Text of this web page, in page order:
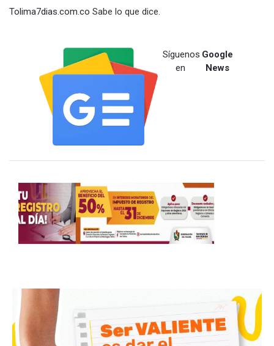
Tolima7dias.com.co Sabe lo que dice.
Síguenos
en
Google
News